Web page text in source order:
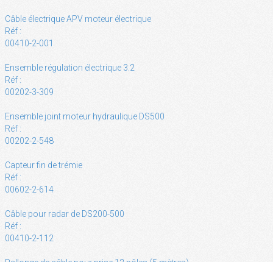
Câble électrique APV moteur électrique
Réf :
00410-2-001
Ensemble régulation électrique 3.2
Réf :
00202-3-309
Ensemble joint moteur hydraulique DS500
Réf :
00202-2-548
Capteur fin de trémie
Réf :
00602-2-614
Câble pour radar de DS200-500
Réf :
00410-2-112